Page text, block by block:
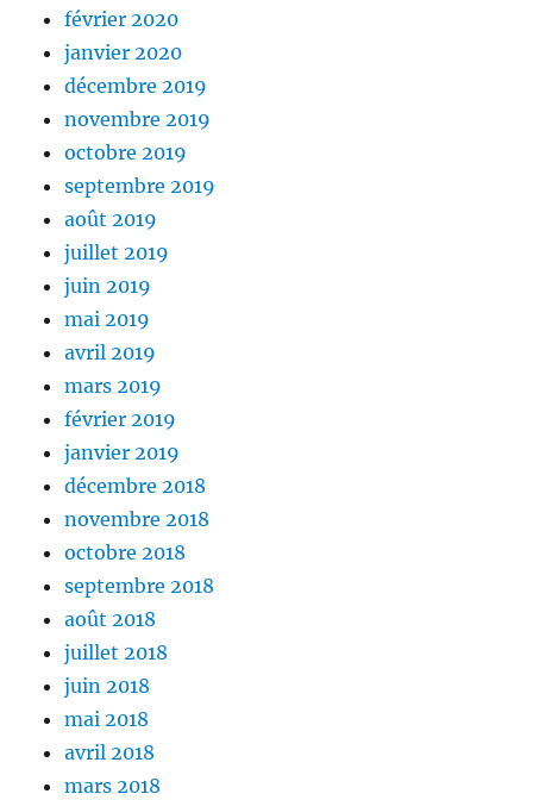
février 2020
janvier 2020
décembre 2019
novembre 2019
octobre 2019
septembre 2019
août 2019
juillet 2019
juin 2019
mai 2019
avril 2019
mars 2019
février 2019
janvier 2019
décembre 2018
novembre 2018
octobre 2018
septembre 2018
août 2018
juillet 2018
juin 2018
mai 2018
avril 2018
mars 2018